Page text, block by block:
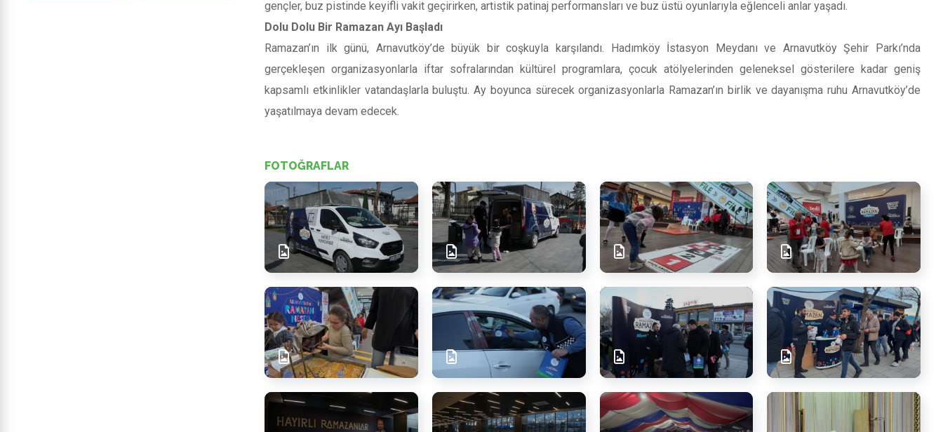
gençler, buz pistinde keyifli vakit geçirirken, artistik patinaj performansları ve buz üstü oyunlarıyla eğlenceli anlar yaşadı.
Dolu Dolu Bir Ramazan Ayı Başladı
Ramazan’ın ilk günü, Arnavutköy’de büyük bir coşkuyla karşılandı. Hadımköy İstasyon Meydanı ve Arnavutköy Şehir Parkı’nda
gerçekleşen organizasyonlarla iftar sofralarından kültürel programlara, çocuk atölyelerinden geleneksel gösterilere kadar geniş
kapsamlı etkinlikler vatandaşlarla buluştu. Ay boyunca sürecek organizasyonlarla Ramazan’ın birlik ve dayanışma ruhu Arnavutköy’de
yaşatılmaya devam edecek.
FOTOĞRAFLAR